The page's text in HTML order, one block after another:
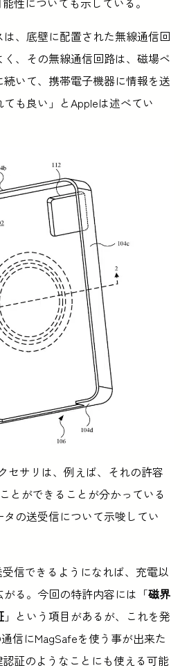
は、底壁に配置された無線通信回
、その無線通信回路は、磁場ベ
いて、携帯電子機器に情報を送
も良い」とAppleは述べてい
セサリは、例えば、それの許容
とができることが分かっている
の送受信について示唆してい
信できるようになれば、充電以
る。今回の特許内容には「磁界
」という項目があるが、これを発
信にMagSafeを使う事が出来た
認証のようなことにも使える可能